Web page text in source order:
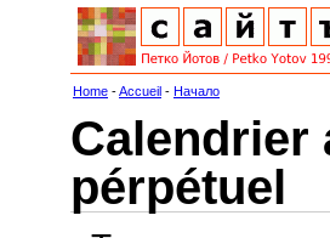
Home -Accueil - Начало
Calendrier
pérpétuel